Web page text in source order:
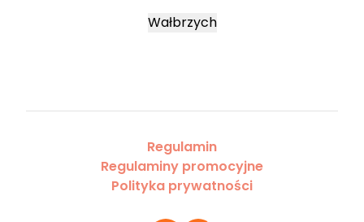
Wałbrzych
Regulamin
Regulaminy promocyjne
Polityka prywatności